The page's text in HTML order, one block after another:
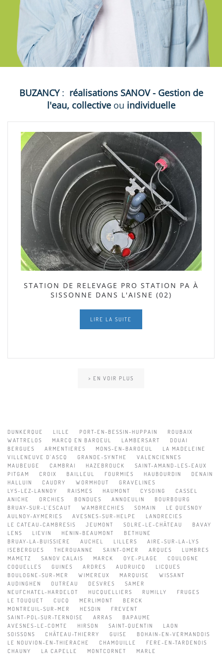
BUZANCY : réalisations SANOV - Gestion de
l'eau, collective ou individuelle
STATION DE RELEVAGE PRO STATION PA À
SISSONNE DANS L'AISNE (02)
LIRE LA SUITE
> EN VOIR PLUS
DUNKERQUE LILLE PORT-EN-BESSIN-HUPPAIN
ROUBAIX
WATTRELOS
MARCQ EN BAROEUL LAMBERSART
DOUAI
BERGUES
ARMENTIERES MONS-EN-BAROEUL
LA MADELEINE
VILLENEUVE D'ASCQ
GRANDE-SYNTHE
VALENCIENNES
MAUBEUGE
CAMBRAI HAZEBROUCK
SAINT-AMAND-LES-EAUX
PITGAM
CROIX BAILLEUL FOURMIES HAUBOURDIN
DENAIN
HALLUIN
CAUDRY WORMHOUT
GRAVELINES
LYS-LEZ-LANNOY
RAISMES HAUMONT CYSOING
CASSEL
ANICHE
ORCHIES BONDUES ANNOEULIN
BOURBOURG
BRUAY-SUR-L'ESCAUT
WAMBRECHIES SOMAIN
LE QUESNOY
AULNOY-AYMERIES
AVESNES-SUR-HELPE
LANDRECIES
LE CATEAU-CAMBRESIS
JEUMONT SOLRE-LE-CHÂTEAU
BAVAY
LENS
LIEVIN HENIN-BEAUMONT
BETHUNE
BRUAY-LA-BUISSIERE
AUCHEL LILLERS
AIRE-SUR-LA-LYS
ISEBERGUES
THEROUANNE SAINT-OMER ARQUES
LUMBRES
MAMETZ
SANOV CALAIS MARCK OYE-PLAGE
COULOGNE
COQUELLES
GUINES ARDRES AUDRUICQ
LICQUES
BOULOGNE-SUR-MER
WIMEREUX MARQUISE
WISSANT
AUDINGHEN
OUTREAU DESVRES
SAMER
NEUFCHATEL-HARDELOT
HUCQUELLIERS RUMILLY
FRUGES
LE TOUQUET
CUCQ MERLIMONT
BERCK
MONTREUIL-SUR-MER
HESDIN
FREVENT
SAINT-POL-SUR-TERNOISE
ARRAS
BAPAUME
AVESNES-LE-COMTE
HIRSON SAINT-QUENTIN
LAON
SOISSONS
CHÂTEAU-THIERRY GUISE
BOHAIN-EN-VERMANDOIS
LE NOUVION-EN-THIERACHE
CHAMOUILLE
FERE-EN-TARDENOIS
CHAUNY
LA CAPELLE MONTCORNET
MARLE